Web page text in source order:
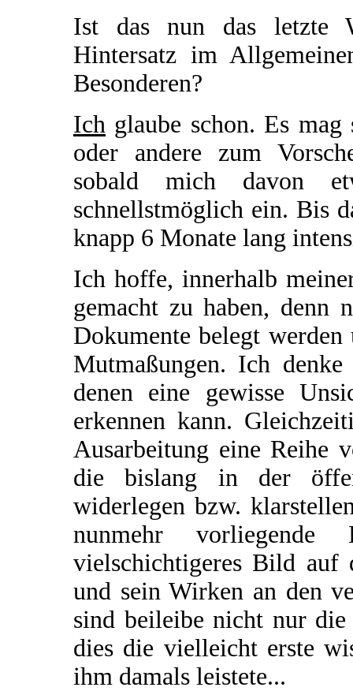
Ist das nun das letzte
Hintersatz im
Besonderen?
Ich glaube schon. Es
oder andere zum
sobald mich davon
schnellstmöglich ein. Bis
knapp 6 Monate lang
Ich hoffe, innerhalb
gemacht zu haben, denn
Dokumente belegt
Mutmaßungen. Ich
denen eine gewisse
erkennen kann.
Ausarbeitung eine Reihe
die bislang in der
widerlegen bzw.
nunmehr vorliegende
vielschichtigeres Bild auf
und sein Wirken an den
sind beileibe nicht nur
dies die vielleicht erste
ihm damals leistete...